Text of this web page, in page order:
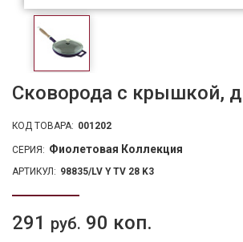
Сковорода с крышкой,
КОД ТОВАРА: 001202
СЕРИЯ: Фиолетовая Коллекция
АРТИКУЛ: 98835/LV Y TV 28 K3
291 руб. 90 коп.